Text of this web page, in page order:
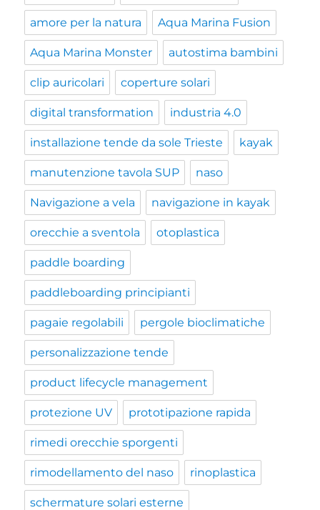
amore per la natura Aqua Marina Fusion
Aqua Marina Monster autostima bambini
clip auricolari coperture solari
digital transformation industria 4.0
installazione tende da sole Trieste kayak
manutenzione tavola SUP naso
Navigazione a vela navigazione in kayak
orecchie a sventola otoplastica
paddle boarding
paddleboarding principianti
pagaie regolabili pergole bioclimatiche
personalizzazione tende
product lifecycle management
protezione UV prototipazione rapida
rimedi orecchie sporgenti
rimodellamento del naso rinoplastica
schermature solari esterne